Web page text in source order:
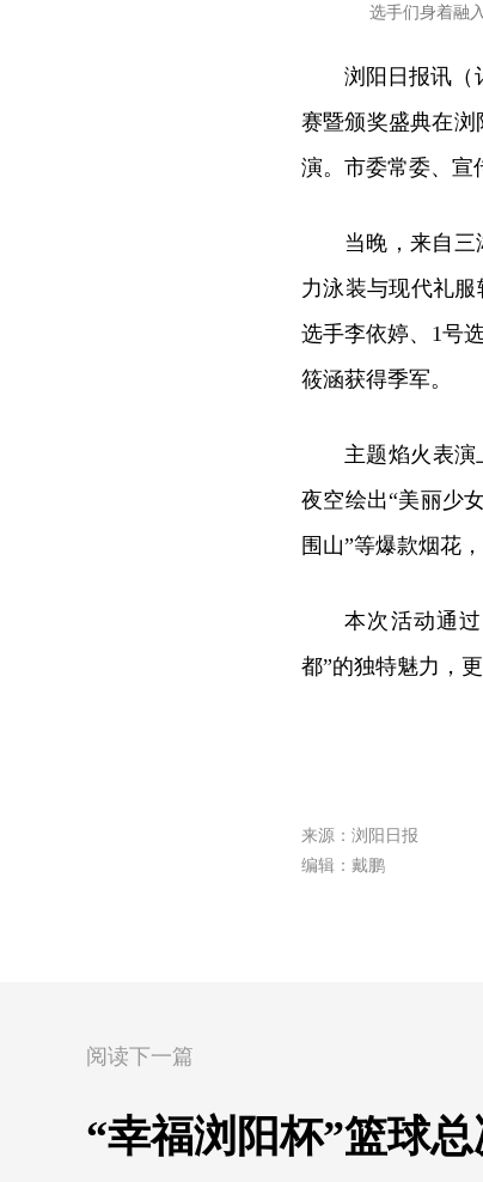
选手们身着融
浏阳日报讯（
赛暨颁奖盛典在浏
演。市委常委、宣
当晚，来自
力泳装与现代礼
选手李依婷、1号
筱涵获得季军。
主题焰火表演
夜空绘出“美丽少
围山”等爆款烟花
本次活动通
都”的独特魅力，
来源：浏阳日报
编辑：戴鹏
阅读下一篇
“幸福浏阳杯”篮球